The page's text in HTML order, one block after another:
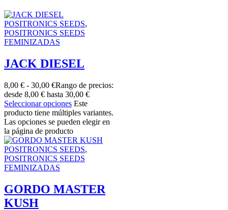
POSITRONICS SEEDS,
POSITRONICS SEEDS
FEMINIZADAS
JACK DIESEL
8,00 € - 30,00 €Rango de precios:
desde 8,00 € hasta 30,00 €
Seleccionar opciones Este
producto tiene múltiples variantes.
Las opciones se pueden elegir en
la página de producto
POSITRONICS SEEDS,
POSITRONICS SEEDS
FEMINIZADAS
GORDO MASTER
KUSH